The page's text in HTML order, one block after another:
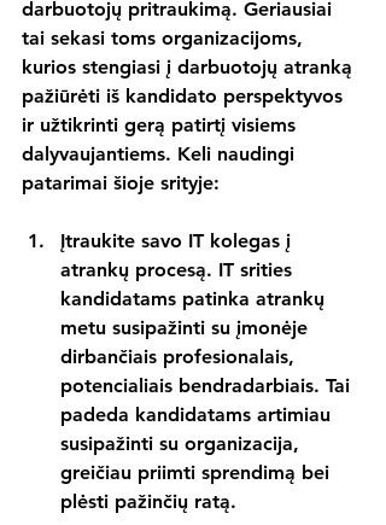
darbuotojų pritraukimą. Geriausiai
tai sekasi toms organizacijoms,
kurios stengiasi į darbuotojų atranką
pažiūrėti iš kandidato perspektyvos
ir užtikrinti gerą patirtį visiems
dalyvaujantiems. Keli naudingi
patarimai šioje srityje:
Įtraukite savo IT kolegas į
atrankų procesą. IT srities
kandidatams patinka atrankų
metu susipažinti su įmonėje
dirbančiais profesionalais,
potencialiais bendradarbiais. Tai
padeda kandidatams artimiau
susipažinti su organizacija,
greičiau priimti sprendimą bei
plėsti pažinčių ratą.